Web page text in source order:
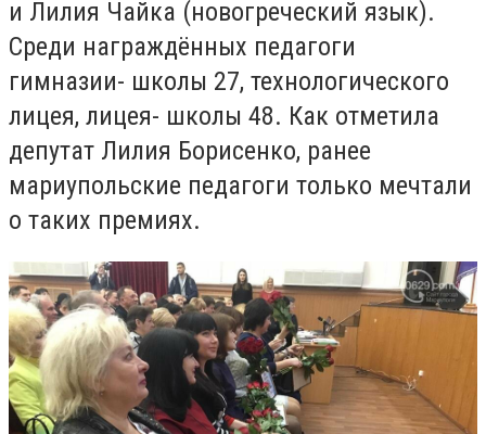
и Лилия Чайка (новогреческий язык).
Среди награждённых педагоги
гимназии- школы 27, технологического
лицея, лицея- школы 48. Как отметила
депутат Лилия Борисенко, ранее
мариупольские педагоги только мечтали
о таких премиях.